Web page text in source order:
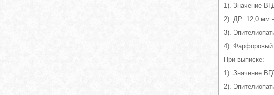
1). Значение
2). ДР: 12,0 мм
3).
4). Фарфоровый
При выписке:
1). Значение
2).